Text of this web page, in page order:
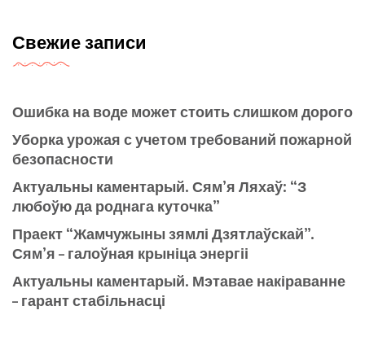
Свежие записи
Ошибка на воде может стоить слишком дорого
Уборка урожая с учетом требований пожарной
безопасности
Актуальны каментарый. Сям’я Ляхаў: “З
любоўю да роднага куточка”
Праект “Жамчужыны зямлі Дзятлаўскай”.
Сям’я – галоўная крыніца энергіі
Актуальны каментарый. Мэтавае накіраванне
– гарант стабільнасці